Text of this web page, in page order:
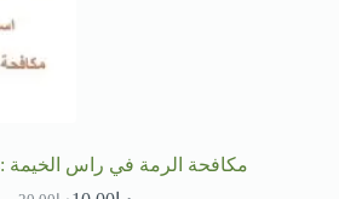
مكافحة الرمة في راس الخيمة :0568950034